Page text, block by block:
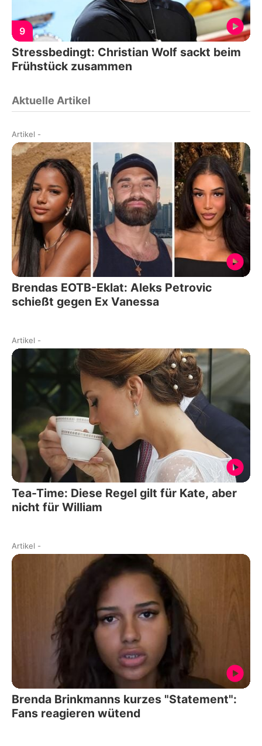
9
Stressbedingt: Christian Wolf sackt beim
Frühstück zusammen
Aktuelle Artikel
Artikel -
Brendas EOTB-Eklat: Aleks Petrovic
schießt gegen Ex Vanessa
Artikel -
Tea-Time: Diese Regel gilt für Kate, aber
nicht für William
Artikel -
Brenda Brinkmanns kurzes "Statement":
Fans reagieren wütend